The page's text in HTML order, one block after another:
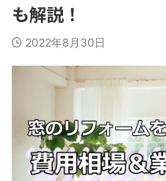
も解説！
2022年8月30日